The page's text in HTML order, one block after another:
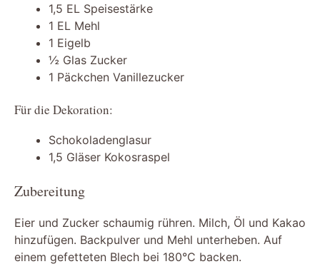
1,5 EL Speisestärke
1 EL Mehl
1 Eigelb
½ Glas Zucker
1 Päckchen Vanillezucker
Für die Dekoration:
Schokoladenglasur
1,5 Gläser Kokosraspel
Zubereitung
Eier und Zucker schaumig rühren. Milch, Öl und Kakao
hinzufügen. Backpulver und Mehl unterheben. Auf
einem gefetteten Blech bei 180°C backen.